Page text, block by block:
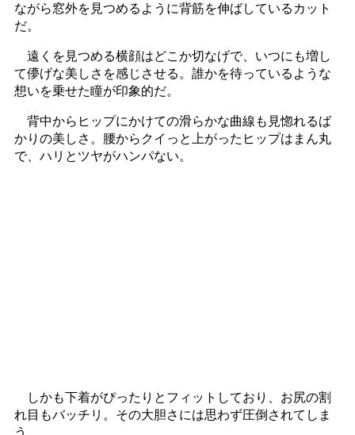
ながら窓外を見つめるように背筋を伸ばしているカット
だ。
遠くを見つめる横顔はどこか切なげで、いつにも増し
て儚げな美しさを感じさせる。誰かを待っているような
想いを乗せた瞳が印象的だ。
背中からヒップにかけての滑らかな曲線も見惚れるば
かりの美しさ。腰からクイっと上がったヒップはまん丸
で、ハリとツヤがハンパない。
しかも下着がぴったりとフィットしており、お尻の割
れ目もバッチリ。その大胆さには思わず圧倒されてしま
う。